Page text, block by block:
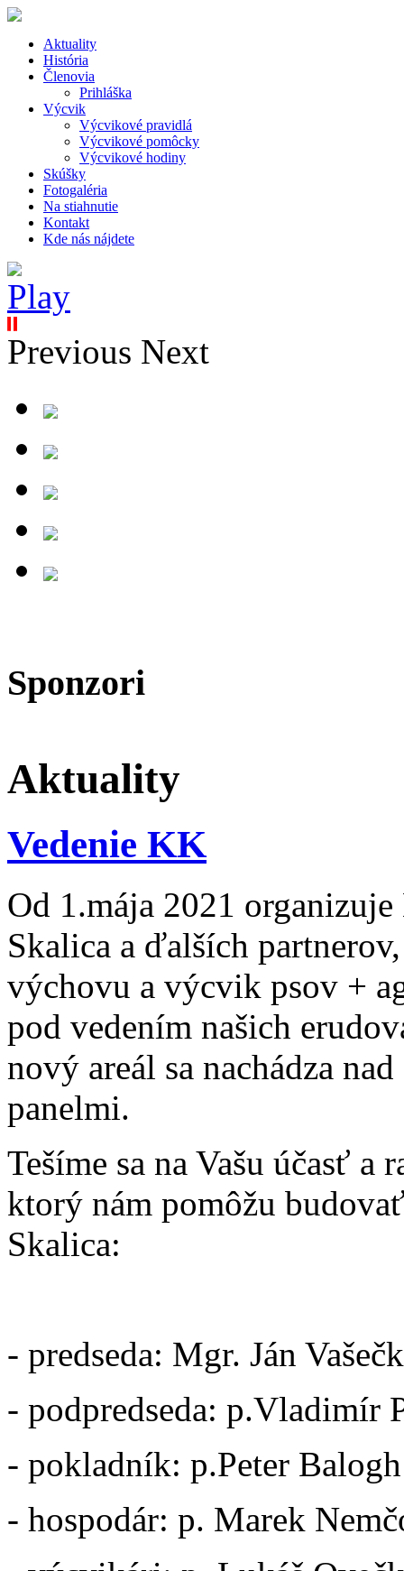
Aktuality
História
Členovia
Prihláška
Výcvik
Výcvikové pravidlá
Výcvikové pomôcky
Výcvikové hodiny
Skúšky
Fotogaléria
Na stiahnutie
Kontakt
Kde nás nájdete
Previous Next
Sponzori
Aktuality
Vedenie KK
Od 1.mája 2021
Skalica a ďalších
výchovu a výcvik psov +
pod vedením našich
nový areál sa nachádza
panelmi.
Tešíme sa na Vašu účasť
ktorý nám pomôžu
Skalica:
- predseda: Mgr. Ján
- podpredseda: p.Vladimír
- pokladník: p.Peter Balogh
- hospodár: p. Marek